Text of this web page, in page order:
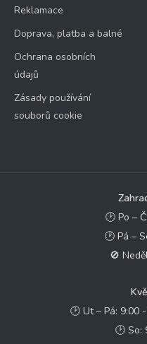
Reklamace
Doprava, platba a balné
Ochrana osobních
údajů
Zásady používání
souborů cookie
🕑 Po –
🕑 Pá –
🚫
🕑 Ut – Pá: 9:00
🕑 So: